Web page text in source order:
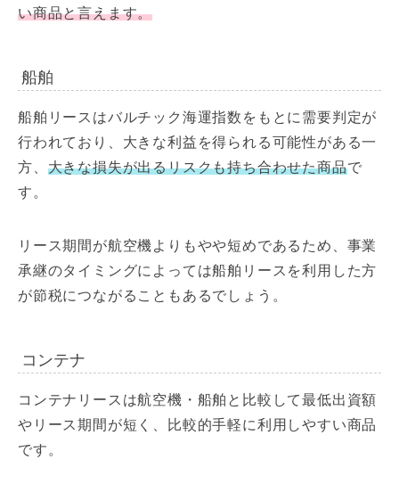
い商品と言えます。
船舶
船舶リースはバルチック海運指数をもとに需要判定が
行われており、大きな利益を得られる可能性がある一
方、 大きな損失が出るリスクも持ち合わせた商品で
す。
リース期間が航空機よりもやや短めであるため、事業
承継のタイミングによっては船舶リースを利用した方
が節税につながることもあるでしょう。
コンテナ
コンテナリースは航空機・船舶と比較して最低出資額
やリース期間が短く、比較的手軽に利用しやすい商品
です。